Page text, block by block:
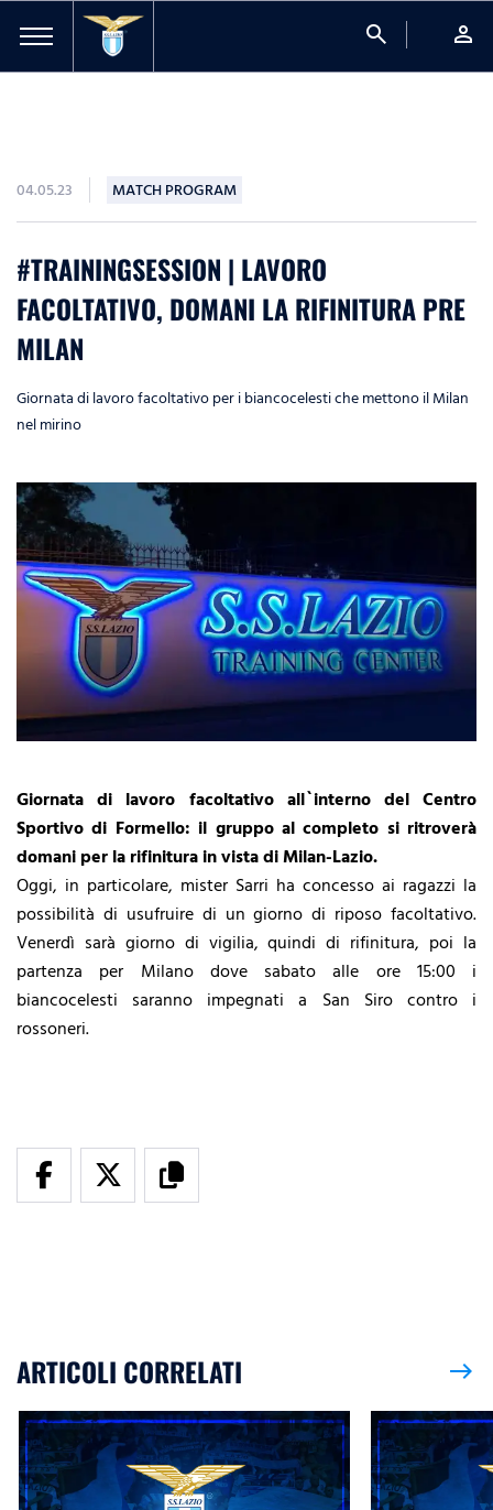
search person
04.05.23 MATCH PROGRAM
#TRAININGSESSION | LAVORO
FACOLTATIVO, DOMANI LA RIFINITURA PRE
MILAN
Giornata di lavoro facoltativo per i biancocelesti che mettono il Milan
nel mirino
Giornata di lavoro facoltativo all`interno del Centro
Sportivo di Formello: il gruppo al completo si ritroverà
domani per la rifinitura in vista di Milan-Lazio.
Oggi, in particolare, mister Sarri ha concesso ai ragazzi la
possibilità di usufruire di un giorno di riposo facoltativo.
Venerdì sarà giorno di vigilia, quindi di rifinitura, poi la
partenza per Milano dove sabato alle ore 15:00 i
biancocelesti saranno impegnati a San Siro contro i
rossoneri.
ARTICOLI CORRELATI east